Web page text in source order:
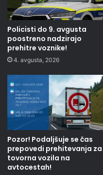
Policisti do 9. avgusta
poostreno nadzirajo
prehitre voznike!
4. avgusta, 2026
Pozor! Podaljšuje se čas
prepovedi prehitevanja za
tovorna vozila na
avtocestah!